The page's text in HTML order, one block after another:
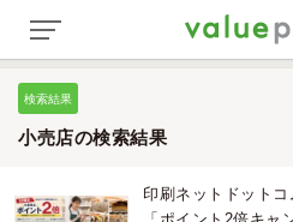
検索結果
小売店の検索結果
印刷ネットドット